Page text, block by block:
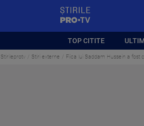
TOP CITITE
Stirileprotv Stiri externe Fiica lui Saddam Hussein a fost